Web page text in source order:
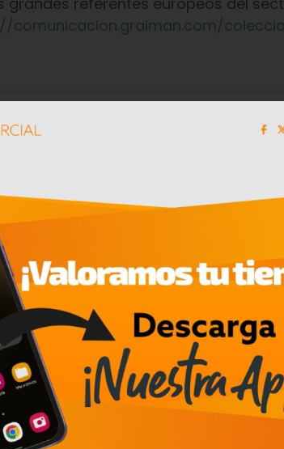
comunicacion.graiman.com/
2026